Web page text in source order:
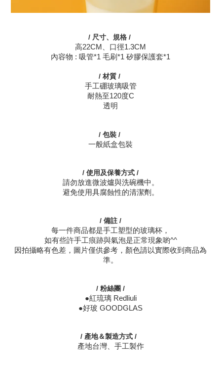
/ 尺寸、規格 /
高22CM、口徑1.3CM
內容物 : 吸管*1 毛刷*1 矽膠保護套*1
/ 材質 /
手工硼玻璃吸管
耐熱至120度C
透明
/ 包裝 /
一般紙盒包裝
/ 使用及保養方式 /
請勿放進微波爐與洗碗機中。
避免使用具腐蝕性的清潔劑。
/ 備註 /
每一件商品都是手工塑型的玻璃杯，
如有些許手工痕跡與氣泡是正常現象喲^^
因拍攝略有色差，圖片僅供參考，顏色請以實際收到商品為
準。
/ 粉絲團 /
●紅琉璃 Redliuli
●好玻 GOODGLAS
/ 產地＆製造方式 /
產地台灣、手工製作